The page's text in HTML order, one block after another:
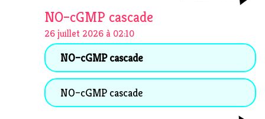
NO–cGMP cascade
26 juillet 2026 à 02:10
NO–cGMP cascade
NO–cGMP cascade